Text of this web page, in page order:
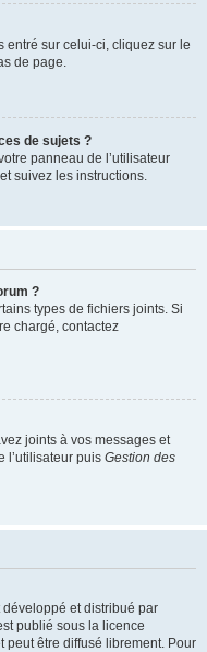
entré sur celui-ci, cliquez sur le
de page.
de sujets ?
panneau de l’utilisateur
suivez les instructions.
?
types de fichiers joints. Si
chargé, contactez
joints à vos messages et
l’utilisateur puis Gestion des
et distribué par
publié sous la licence
peut être diffusé librement. Pour